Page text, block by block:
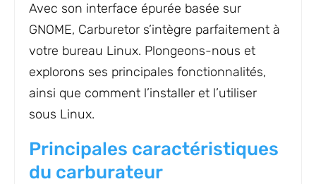
Avec son interface épurée basée sur
GNOME, Carburetor s’intègre parfaitement à
votre bureau Linux. Plongeons-nous et
explorons ses principales fonctionnalités,
ainsi que comment l’installer et l’utiliser
sous Linux.
Principales caractéristiques
du carburateur